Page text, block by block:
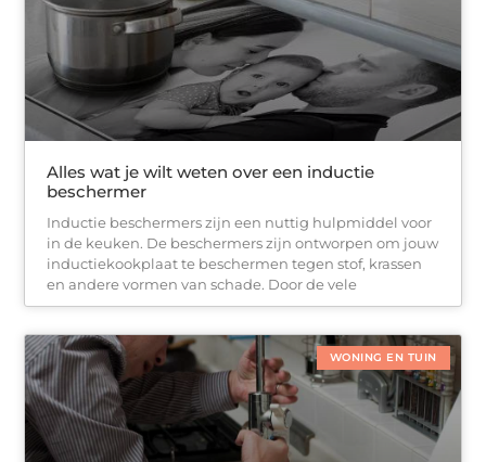
Alles wat je wilt weten over een inductie
beschermer
Inductie beschermers zijn een nuttig hulpmiddel voor
in de keuken. De beschermers zijn ontworpen om jouw
inductiekookplaat te beschermen tegen stof, krassen
en andere vormen van schade. Door de vele
WONING EN TUIN